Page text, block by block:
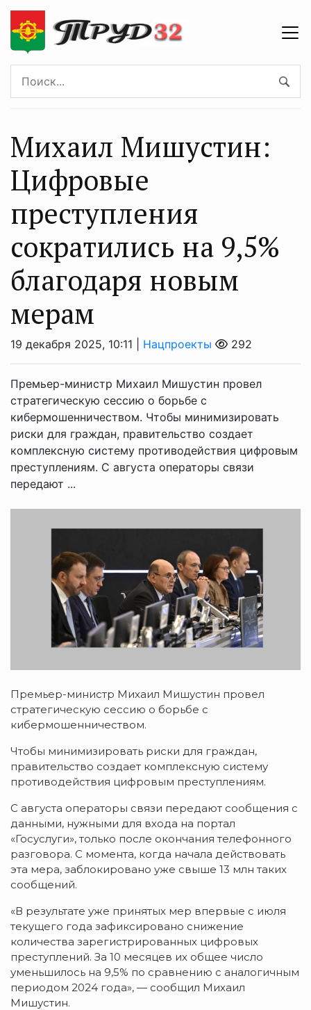
Михаил Мишустин:
Цифровые
преступления
сократились на 9,5%
благодаря новым
мерам
19 декабря 2025, 10:11 | Нацпроекты 292
Премьер-министр Михаил Мишустин провел
стратегическую сессию о борьбе с
кибермошенничеством. Чтобы минимизировать
риски для граждан, правительство создает
комплексную систему противодействия цифровым
преступлениям. С августа операторы связи
передают ...
Премьер-министр Михаил Мишустин провел
стратегическую сессию о борьбе с
кибермошенничеством.
Чтобы минимизировать риски для граждан,
правительство создает комплексную систему
противодействия цифровым преступлениям.
С августа операторы связи передают сообщения с
данными, нужными для входа на портал
«Госуслуги», только после окончания телефонного
разговора. С момента, когда начала действовать
эта мера, заблокировано уже свыше 13 млн таких
сообщений.
«В результате уже принятых мер впервые с июля
текущего года зафиксировано снижение
количества зарегистрированных цифровых
преступлений. За 10 месяцев их общее число
уменьшилось на 9,5% по сравнению с аналогичным
периодом 2024 года», — сообщил Михаил
Мишустин.